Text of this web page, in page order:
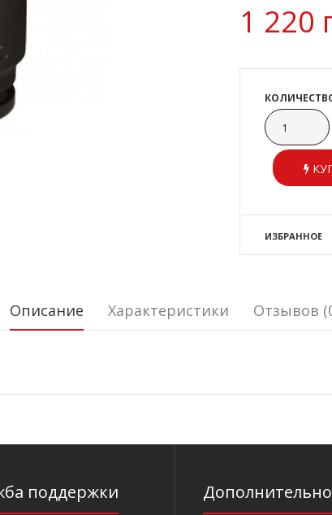
1 220
ИЗБРАННОЕ
Описание Характеристики Отзывов
поддержки Дополнительно